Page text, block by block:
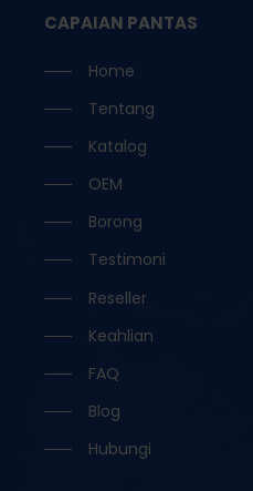
CAPAIAN PANTAS
Home
Tentang
Katalog
OEM
Borong
Testimoni
Reseller
Keahlian
FAQ
Blog
Hubungi